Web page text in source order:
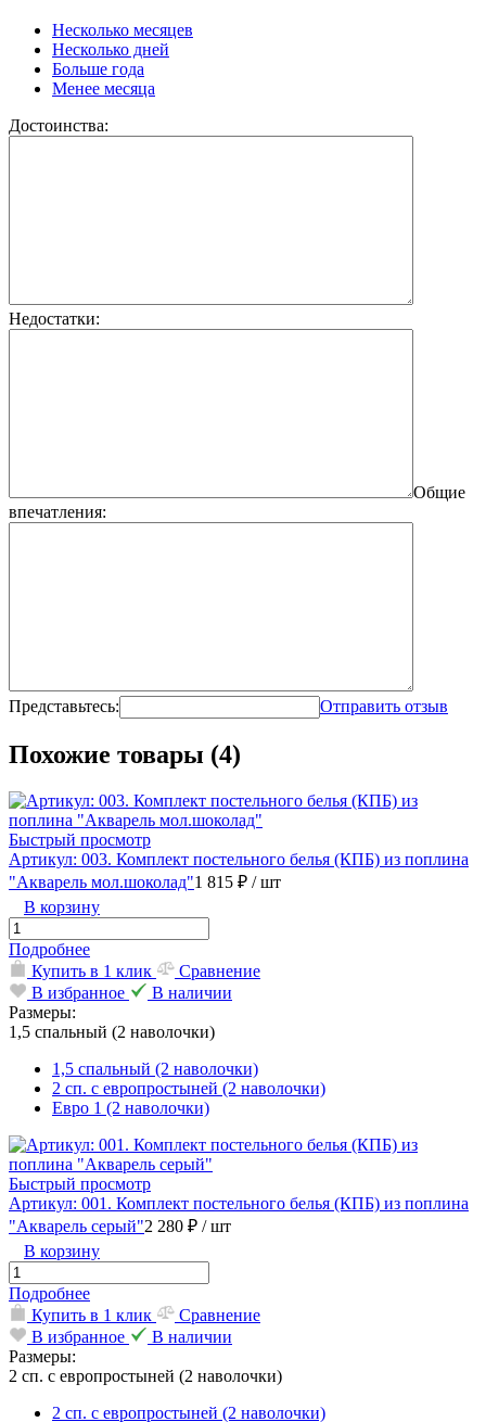
Несколько месяцев
Несколько дней
Больше года
Менее месяца
Достоинства:
Недостатки:
Общие
впечатления:
Представьтесь: Отправить отзыв
Похожие товары (4)
Быстрый просмотр
Артикул: 003. Комплект постельного белья (КПБ) из поплина
"Акварель мол.шоколад"1 815 ₽ / шт
В корзину
Подробнее
Купить в 1 клик
Сравнение
В избранное
В наличии
Размеры:
1,5 спальный (2 наволочки)
1,5 спальный (2 наволочки)
2 сп. с европростыней (2 наволочки)
Евро 1 (2 наволочки)
Быстрый просмотр
Артикул: 001. Комплект постельного белья (КПБ) из поплина
"Акварель серый"2 280 ₽ / шт
В корзину
Подробнее
Купить в 1 клик
Сравнение
В избранное
В наличии
Размеры:
2 сп. с европростыней (2 наволочки)
2 сп. с европростыней (2 наволочки)